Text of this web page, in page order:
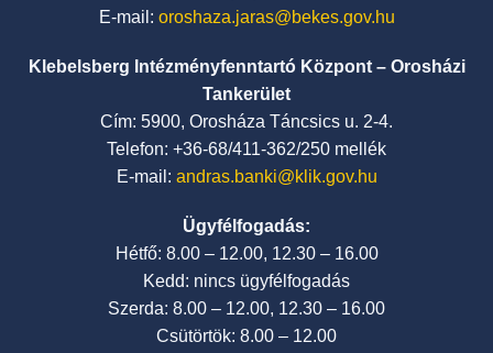
E-mail: oroshaza.jaras@bekes.gov.hu
Klebelsberg Intézményfenntartó Központ – Orosházi
Tankerület
Cím: 5900, Orosháza Táncsics u. 2-4.
Telefon: +36-68/411-362/250 mellék
E-mail: andras.banki@klik.gov.hu
Ügyfélfogadás:
Hétfő: 8.00 – 12.00, 12.30 – 16.00
Kedd: nincs ügyfélfogadás
Szerda: 8.00 – 12.00, 12.30 – 16.00
Csütörtök: 8.00 – 12.00